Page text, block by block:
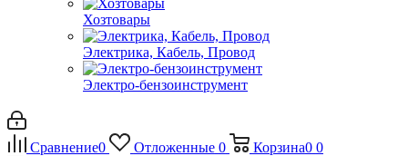
Хозтовары
Электрика, Кабель, Провод
Электро-бензоинструмент
Сравнение0 Отложенные 0 Корзина0 0